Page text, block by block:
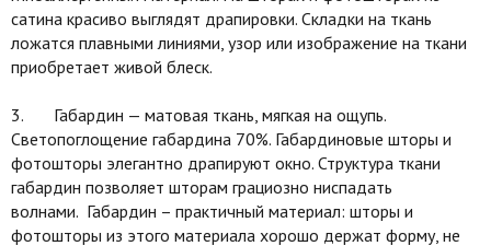
сатина красиво выглядят драпировки. Складки на ткань
ложатся плавными линиями, узор или изображение на ткани
приобретает живой блеск.
3. Габардин — матовая ткань, мягкая на ощупь.
Светопоглощение габардина 70%. Габардиновые шторы и
фотошторы элегантно драпируют окно. Структура ткани
габардин позволяет шторам грациозно ниспадать
волнами. Габардин – практичный материал: шторы и
фотошторы из этого материала хорошо держат форму, не